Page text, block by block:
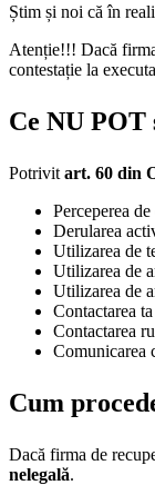
Știm și noi că în
Atenție!!! Dacă
contestație la
Ce NU
Potrivit art. 60 din
Perceperea
Derularea
Utilizarea de
Utilizarea de
Utilizarea de
Contactarea
Contactarea
Comunicarea
Cum
Dacă firma de
nelegală.